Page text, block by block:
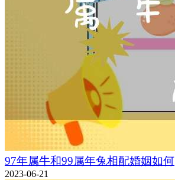
97年属牛和99属年兔相配婚姻如何
2023-06-21